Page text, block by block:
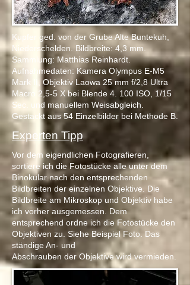
Kupfer ged. von der Grube Alte Buntekuh,
Niederschelden. Bildbreite: 4,3 mm.
Sammlung: Matthias Reinhardt.
Aufnahmedaten: Kamera Olympus E-M5
Mark II, ObjektivL aowa 25 mm f/2,8 Ultra
Macro 2,5-5 X bei Blende 4. 100 ISO, 1/15
Sec. und manuellem Weisabgleich.
Gestackt aus 54 Einzelbilder bei Methode B.
Experten Tipp
Vor dem eigendlichen Fotografieren,
sortiere ich die Fotostücke alle unter dem
Binokular nach den entsprechenden
Bildbreiten der einzelnen Objektive. Die
Bildbreite am Mikroskop und Objektiv habe
ich vorher ausgemessen. Dem
entsprechend ordne ich die Fotostücke den
Objektiven zu. Siehe Beispiel Foto. Das
ständige An- und
Abschrauben der Objektive wird vermieden.